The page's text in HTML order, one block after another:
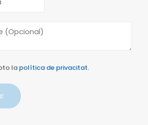
la política de privacitat.